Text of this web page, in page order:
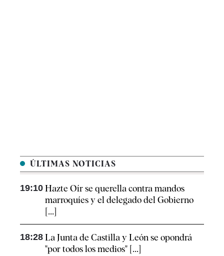
ÚLTIMAS NOTICIAS
19:10 Hazte Oír se querella contra mandos
marroquíes y el delegado del Gobierno
[...]
18:28 La Junta de Castilla y León se opondrá
"por todos los medios" [...]